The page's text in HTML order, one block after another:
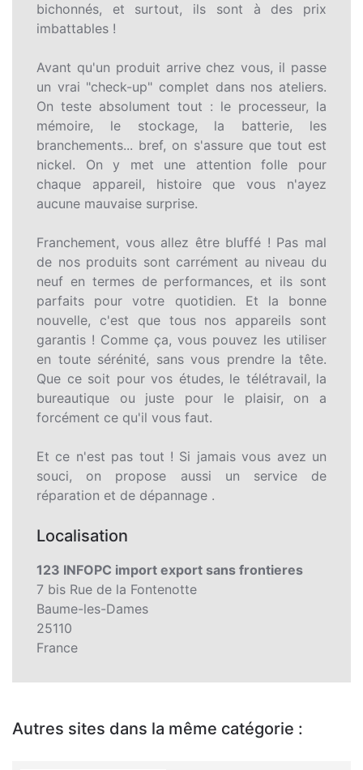
bichonnés, et surtout, ils sont à des prix
imbattables !
Avant qu'un produit arrive chez vous, il passe
un vrai "check-up" complet dans nos ateliers.
On teste absolument tout : le processeur, la
mémoire, le stockage, la batterie, les
branchements... bref, on s'assure que tout est
nickel. On y met une attention folle pour
chaque appareil, histoire que vous n'ayez
aucune mauvaise surprise.
Franchement, vous allez être bluffé ! Pas mal
de nos produits sont carrément au niveau du
neuf en termes de performances, et ils sont
parfaits pour votre quotidien. Et la bonne
nouvelle, c'est que tous nos appareils sont
garantis ! Comme ça, vous pouvez les utiliser
en toute sérénité, sans vous prendre la tête.
Que ce soit pour vos études, le télétravail, la
bureautique ou juste pour le plaisir, on a
forcément ce qu'il vous faut.
Et ce n'est pas tout ! Si jamais vous avez un
souci, on propose aussi un service de
réparation et de dépannage .
Localisation
123 INFOPC import export sans frontieres
7 bis Rue de la Fontenotte
Baume-les-Dames
25110
France
Autres sites dans la même catégorie :